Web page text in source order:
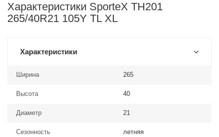
Характеристики SporteX TH201
265/40R21 105Y TL XL
Характеристики
Ширина 265
Высота 40
Диаметр 21
Сезонность летняя